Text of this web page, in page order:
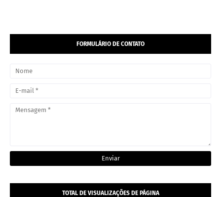
FORMULÁRIO DE CONTATO
TOTAL DE VISUALIZAÇÕES DE PÁGINA